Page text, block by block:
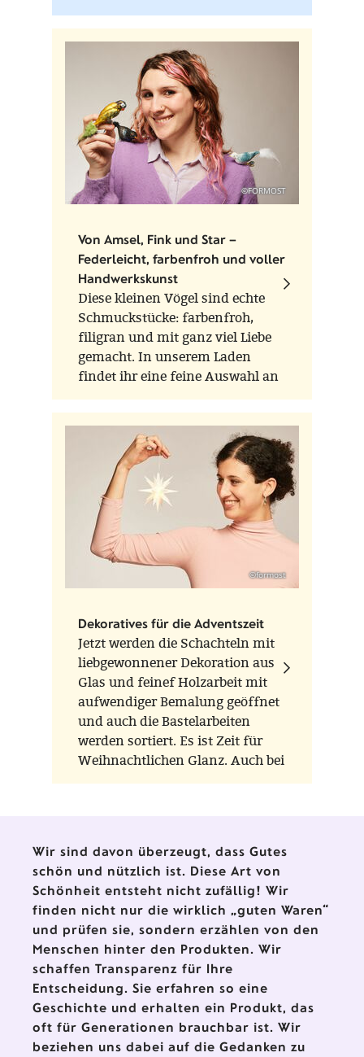
Kreide-Farbe, die nur im warmen
Zustand (Wasserbad) verarbeitet
werden kann. Auf der Unterseite
jeder Figur sind die
Einzelstücknummer, die
Auflagenhöhe und das
Herstellungsjahr vermerkt.
©FORMOST
Von Amsel, Fink und Star –
Federleicht, farbenfroh und voller
Handwerkskunst
Diese kleinen Vögel sind echte
Schmuckstücke: farbenfroh,
filigran und mit ganz viel Liebe
gemacht. In unserem Laden
findet ihr eine feine Auswahl an
Glasvögeln der Marken Scheler
Ambient Lauscha und Thüringer
Weihnacht aus der
Waldglasbläserei – zwei
Werkstätten, die für
traditionelles Handwerk und
liebevolle Detailarbeit stehen.
©formost
Dekoratives für die Adventszeit
Jetzt werden die Schachteln mit
liebgewonnener Dekoration aus
Glas und feinef Holzarbeit mit
aufwendiger Bemalung geöffnet
und auch die Bastelarbeiten
werden sortiert. Es ist Zeit für
Weihnachtlichen Glanz. Auch bei
FORMOST! Kommen Sie uns
Wir sind davon überzeugt, dass Gutes
schön und nützlich ist. Diese Art von
Schönheit entsteht nicht zufällig! Wir
finden nicht nur die wirklich „guten Waren“
und prüfen sie, sondern erzählen von den
Menschen hinter den Produkten. Wir
schaffen Transparenz für Ihre
Entscheidung. Sie erfahren so eine
Geschichte und erhalten ein Produkt, das
oft für Generationen brauchbar ist. Wir
beziehen uns dabei auf die Gedanken zu